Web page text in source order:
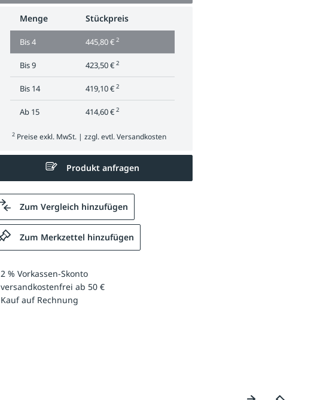
Menge Stückpreis
Bis4 445,80 € 2
Bis9 423,50 € 2
Bis 14 419,10 € 2
Ab 15 414,60 € 2
2Preise exkl. MwSt. | zzgl. evtl.Versandkosten
Produkt anfragen
Zum Vergleich hinzufügen
Zum Merkzettel hinzufügen
2 % Vorkassen-Skonto
versandkostenfrei ab 50 €
Kauf auf Rechnung